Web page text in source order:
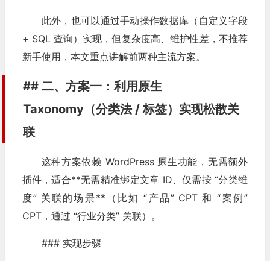
此外，也可以通过手动操作数据库（自定义字段
+ SQL 查询）实现，但复杂度高、维护性差，不推荐
新手使用，本文重点讲解前两种主流方案。
## 二、方案一：利用原生
Taxonomy（分类法 / 标签）实现松散关
联
这种方案依赖 WordPress 原生功能，无需额外
插件，适合**无需精准绑定文章 ID、仅需按 “分类维
度” 关联的场景**（比如 “产品” CPT 和 “案例”
CPT，通过 “行业分类” 关联）。
### 实现步骤